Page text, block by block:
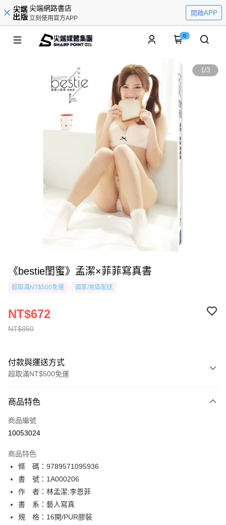
尖端網路書店
立刻使用官方APP
開啟APP
0
1/3
《bestie閨蜜》孟潔×菲菲寫真書
超取滿NT$500免運 國家/地區配送
NT$850
NT$672
付款與運送方式
超取滿NT$500免運
信用卡一次付款
超商取貨付款
相關說明
【關於「AFTEE先享後付」】
AFTEE先享後付是「在收到商品之後才付款」的支付方式。 讓您購物簡單
便利好安心！
１．簡單：不需註冊會員、不需綁卡、不需儲值。
２．便利：只要手機號碼，簡訊認證，即可結帳。
３．安心：先確認商品／服務後，再付款。
ATM付款
運送方式
全家取貨付款
商品特色
商品編號
10053024
商品特色
條 碼：9789571095936
書 號：1A000206
作 者：林孟潔;李恩菲
書 系：藝人寫真
規 格：16開/PUR膠裝